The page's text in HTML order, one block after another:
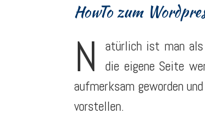
HowTo zum
N
atürlich ist man als
die eigene Seite
aufmerksam geworden
vorstellen.